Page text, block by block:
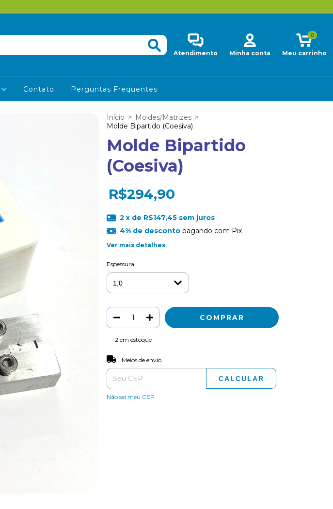
Atendimento Minha conta Meu carrinho
0
Contato Perguntas Frequentes
Início > Moldes/Matrizes >
Molde Bipartido (Coesiva)
Molde Bipartido
(Coesiva)
R$294,90
2 x de R$147,45 sem juros
4% de descontopagando com Pix
Ver mais detalhes
Espessura
2 em estoque
Entregas para o CEP:
Meios de envio
CALCULAR
Não sei meu CEP